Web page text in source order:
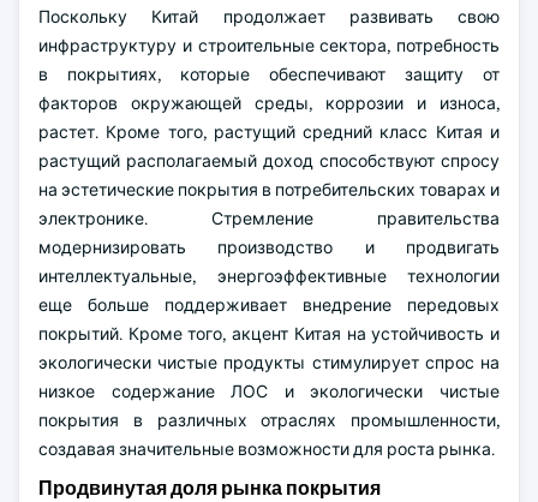
Поскольку Китай продолжает развивать свою
инфраструктуру и строительные сектора, потребность
в покрытиях, которые обеспечивают защиту от
факторов окружающей среды, коррозии и износа,
растет. Кроме того, растущий средний класс Китая и
растущий располагаемый доход способствуют спросу
на эстетические покрытия в потребительских товарах и
электронике. Стремление правительства
модернизировать производство и продвигать
интеллектуальные, энергоэффективные технологии
еще больше поддерживает внедрение передовых
покрытий. Кроме того, акцент Китая на устойчивость и
экологически чистые продукты стимулирует спрос на
низкое содержание ЛОС и экологически чистые
покрытия в различных отраслях промышленности,
создавая значительные возможности для роста рынка.
Продвинутая доля рынка покрытия